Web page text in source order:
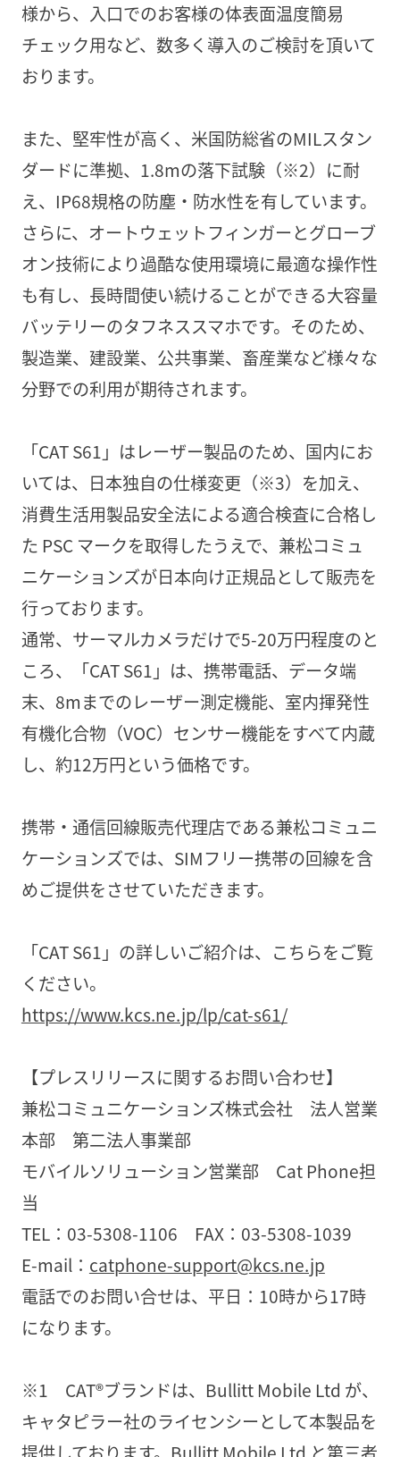
様から、入口でのお客様の体表面温度簡易
チェック用など、数多く導入のご検討を頂いて
おります。
また、堅牢性が高く、米国防総省のMILスタン
ダードに準拠、1.8mの落下試験（※2）に耐
え、IP68規格の防塵・防水性を有しています。
さらに、オートウェットフィンガーとグローブ
オン技術により過酷な使用環境に最適な操作性
も有し、長時間使い続けることができる大容量
バッテリーのタフネススマホです。そのため、
製造業、建設業、公共事業、畜産業など様々な
分野での利用が期待されます。
「CAT S61」はレーザー製品のため、国内にお
いては、日本独自の仕様変更（※3）を加え、
消費生活用製品安全法による適合検査に合格し
た PSC マークを取得したうえで、兼松コミュ
ニケーションズが日本向け正規品として販売を
行っております。
通常、サーマルカメラだけで5-20万円程度のと
ころ、「CAT S61」は、携帯電話、データ端
末、8mまでのレーザー測定機能、室内揮発性
有機化合物（VOC）センサー機能をすべて内蔵
し、約12万円という価格です。
携帯・通信回線販売代理店である兼松コミュニ
ケーションズでは、SIMフリー携帯の回線を含
めご提供をさせていただきます。
「CAT S61」の詳しいご紹介は、こちらをご覧
ください。
https://www.kcs.ne.jp/lp/cat-s61/
【プレスリリースに関するお問い合わせ】
兼松コミュニケーションズ株式会社 法人営業
本部 第二法人事業部
モバイルソリューション営業部 Cat Phone担
当
TEL：03-5308-1106 FAX：03-5308-1039
E-mail： catphone-support@kcs.ne.jp
電話でのお問い合せは、平日：10時から17時
になります。
※1 CAT®ブランドは、Bullitt Mobile Ltd が、
キャタピラー社のライセンシーとして本製品を